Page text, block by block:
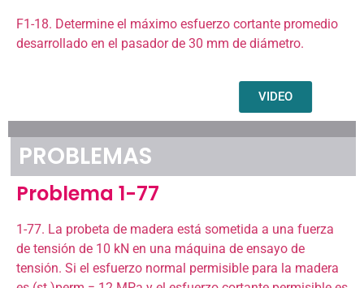
F1-18. Determine el máximo esfuerzo cortante promedio
desarrollado en el pasador de 30 mm de diámetro.
VIDEO
PROBLEMAS
Problema 1-77
1-77. La probeta de madera está sometida a una fuerza
de tensión de 10 kN en una máquina de ensayo de
tensión. Si el esfuerzo normal permisible para la madera